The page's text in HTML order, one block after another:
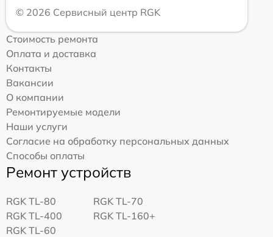
© 2026 Сервисный центр RGK
Стоимость ремонта
Оплата и доставка
Контакты
Вакансии
О компании
Ремонтируемые модели
Наши услуги
Согласие на обработку персональных данных
Способы оплаты
Ремонт устройств
RGK TL-80
RGK TL-70
RGK TL-400
RGK TL-160+
RGK TL-60